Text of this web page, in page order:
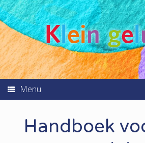
Klein gel
Menu
Handboek